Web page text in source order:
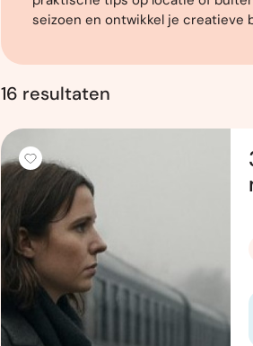
seizoen en ontwikkel je creatieve
16 resultaten